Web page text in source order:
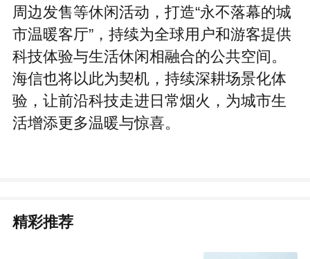
周边发售等休闲活动，打造“永不落幕的城
市温暖客厅”，持续为全球用户和游客提供
科技体验与生活休闲相融合的公共空间。
海信也将以此为契机，持续深耕场景化体
验，让前沿科技走进日常烟火，为城市生
活增添更多温暖与惊喜。
精彩推荐